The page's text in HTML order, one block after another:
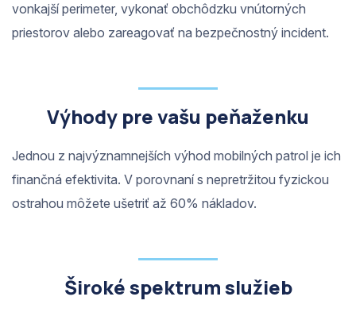
vonkajší perimeter, vykonať obchôdzku vnútorných
priestorov alebo zareagovať na bezpečnostný incident.
Výhody pre vašu peňaženku
Jednou z najvýznamnejších výhod mobilných patrol je ich
finančná efektivita. V porovnaní s nepretržitou fyzickou
ostrahou môžete ušetriť až 60% nákladov.
Široké spektrum služieb